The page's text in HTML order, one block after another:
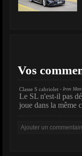
Vos
Classe S cabriolet - Iron
Le SL n'est-il pas
joue dans la